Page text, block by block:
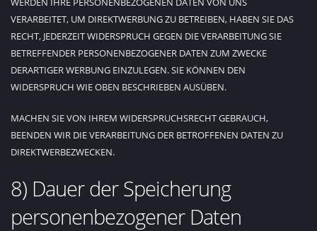
VERARBEITET, UM DIREKTWERBUNG ZU BETREIBEN, HABEN SIE DAS
RECHT, JEDERZEIT WIDERSPRUCH GEGEN DIE VERARBEITUNG SIE
BETREFFENDER PERSONENBEZOGENER DATEN ZUM ZWECKE
DERARTIGER WERBUNG EINZULEGEN. SIE KÖNNEN DEN
WIDERSPRUCH WIE OBEN BESCHRIEBEN AUSÜBEN.
MACHEN SIE VON IHREM WIDERSPRUCHSRECHT GEBRAUCH,
BEENDEN WIR DIE VERARBEITUNG DER BETROFFENEN DATEN ZU
DIREKTWERBEZWECKEN.
8) Dauer der Speicherung
personenbezogener Daten